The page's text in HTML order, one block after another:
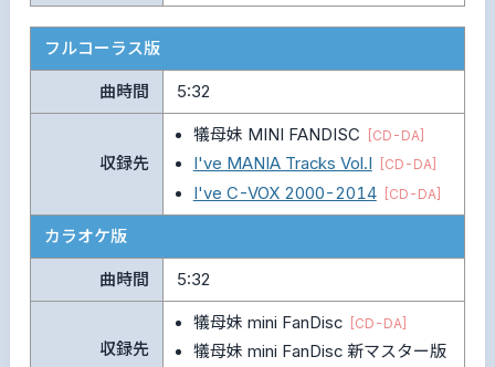
フルコーラス版
曲時間 5:32
収録先
犠母妹 MINI FANDISC [CD-DA]
I've MANIA Tracks Vol.I [CD-DA]
I've C-VOX 2000-2014 [CD-DA]
カラオケ版
曲時間 5:32
収録先
犠母妹 mini FanDisc [CD-DA]
犠母妹 mini FanDisc 新マスター版